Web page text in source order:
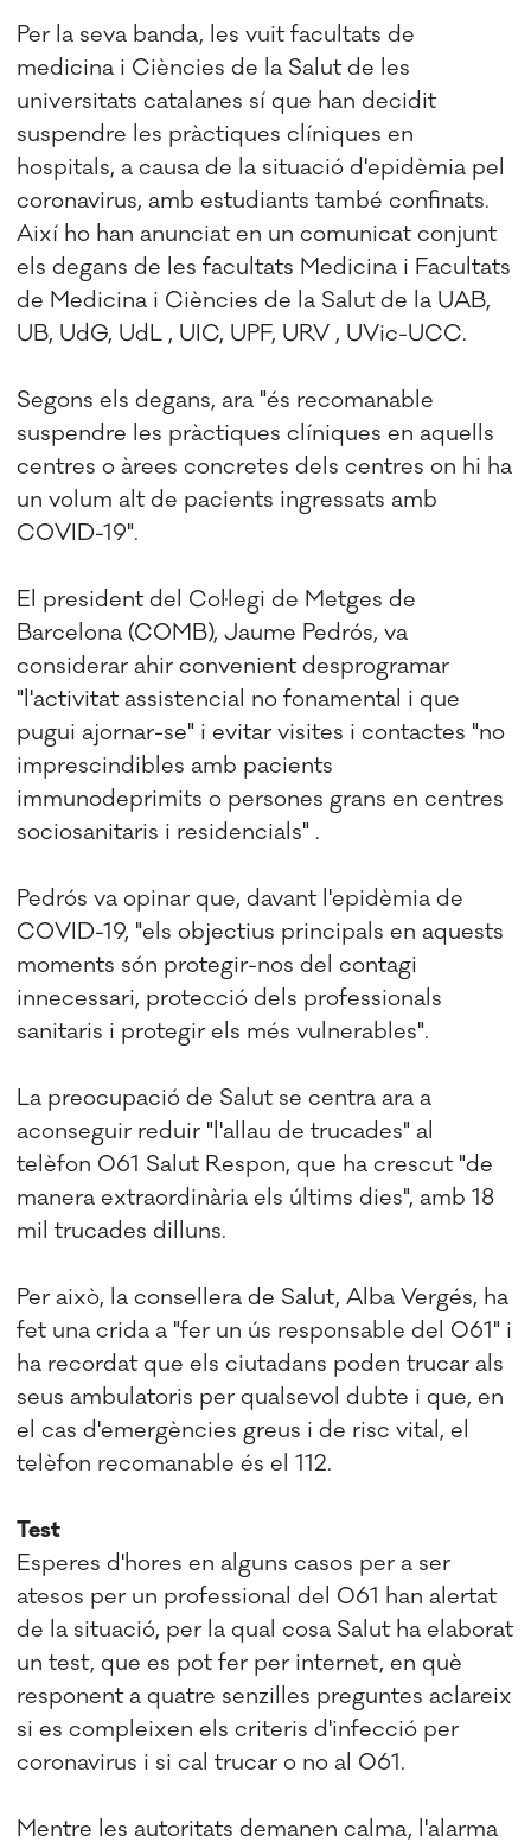
Per la seva banda, les vuit facultats de
medicina i Ciències de la Salut de les
universitats catalanes sí que han decidit
suspendre les pràctiques clíniques en
hospitals, a causa de la situació d'epidèmia pel
coronavirus, amb estudiants també confinats.
Així ho han anunciat en un comunicat conjunt
els degans de les facultats Medicina i Facultats
de Medicina i Ciències de la Salut de la UAB,
UB, UdG, UdL , UIC, UPF, URV , UVic-UCC.
Segons els degans, ara "és recomanable
suspendre les pràctiques clíniques en aquells
centres o àrees concretes dels centres on hi ha
un volum alt de pacients ingressats amb
COVID-19".
El president del Col·legi de Metges de
Barcelona (COMB), Jaume Pedrós, va
considerar ahir convenient desprogramar
"l'activitat assistencial no fonamental i que
pugui ajornar-se" i evitar visites i contactes "no
imprescindibles amb pacients
immunodeprimits o persones grans en centres
sociosanitaris i residencials" .
Pedrós va opinar que, davant l'epidèmia de
COVID-19, "els objectius principals en aquests
moments són protegir-nos del contagi
innecessari, protecció dels professionals
sanitaris i protegir els més vulnerables".
La preocupació de Salut se centra ara a
aconseguir reduir "l'allau de trucades" al
telèfon 061 Salut Respon, que ha crescut "de
manera extraordinària els últims dies", amb 18
mil trucades dilluns.
Per això, la consellera de Salut, Alba Vergés, ha
fet una crida a "fer un ús responsable del 061" i
ha recordat que els ciutadans poden trucar als
seus ambulatoris per qualsevol dubte i que, en
el cas d'emergències greus i de risc vital, el
telèfon recomanable és el 112.
Test
Esperes d'hores en alguns casos per a ser
atesos per un professional del 061 han alertat
de la situació, per la qual cosa Salut ha elaborat
un test, que es pot fer per internet, en què
responent a quatre senzilles preguntes aclareix
si es compleixen els criteris d'infecció per
coronavirus i si cal trucar o no al 061.
Mentre les autoritats demanen calma, l'alarma